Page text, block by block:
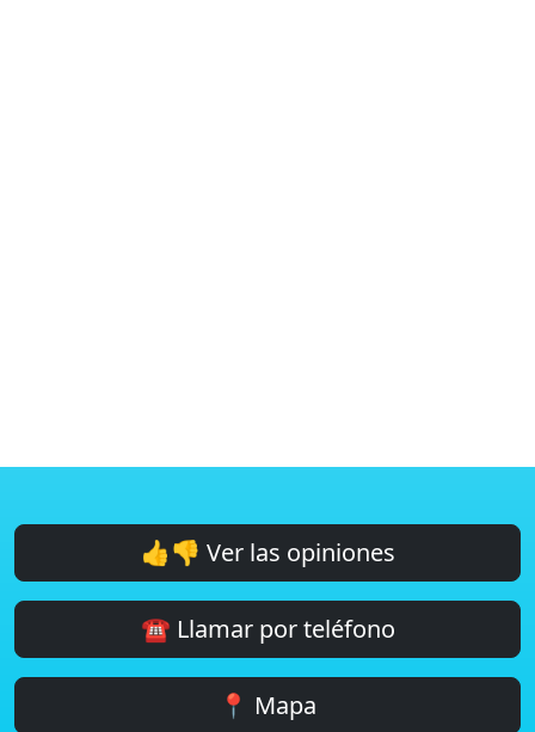
👍👎 Ver las opiniones
☎️ Llamar por teléfono
📍 Mapa